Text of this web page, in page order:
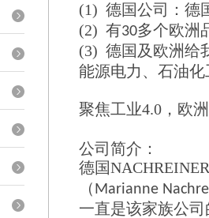
(1) 德国公司：德
(2) 有30多个欧洲
(3) 德国及欧洲给
能源电力、石油
聚焦工业4.0 ，欧
公司简介：
德国NACHREINER
（ Marianne
一直是该家族公